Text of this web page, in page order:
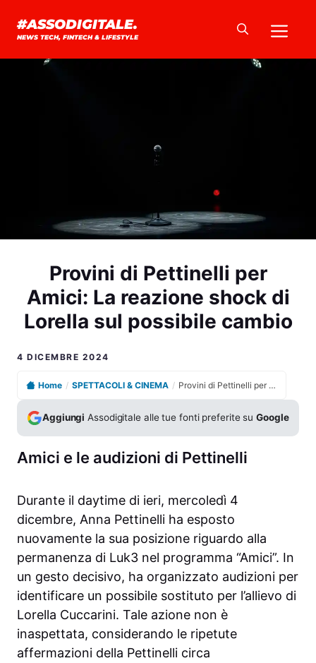
#ASSODIGITALE.
NEWS TECH, FINTECH & LIFESTYLE
Provini di Pettinelli per
Amici: La reazione shock di
Lorella sul possibile cambio
4 DICEMBRE 2024
Home / SPETTACOLI & CINEMA / Provini di Pettinelli per Amici: La reazione shock di Lorella sul possibile cambio
Aggiungi Assodigitale alle tue fonti preferite suGoogle
Amici e le audizioni di Pettinelli
Durante il daytime di ieri, mercoledì 4
dicembre, Anna Pettinelli ha esposto
nuovamente la sua posizione riguardo alla
permanenza di Luk3 nel programma “Amici”. In
un gesto decisivo, ha organizzato audizioni per
identificare un possibile sostituto per l’allievo di
Lorella Cuccarini. Tale azione non è
inaspettata, considerando le ripetute
affermazioni della Pettinelli circa